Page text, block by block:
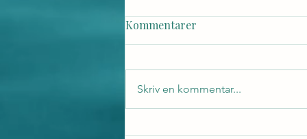
Kommentarer
Skriv en kommentar...